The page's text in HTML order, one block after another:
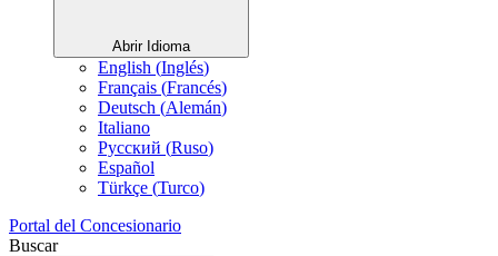
Abrir Idioma
English (Inglés)
Français (Francés)
Deutsch (Alemán)
Italiano
Русский (Ruso)
Español
Türkçe (Turco)
Portal del Concesionario
Buscar